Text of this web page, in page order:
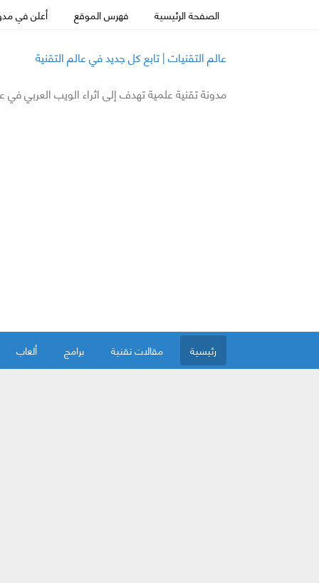
الصفحة الرئيسية فهرس الموقع أعلن في
عالم التقنيات | تابع كل جديد في عالم التقنية
مدونة تقنية علمية تهدف إلى اثراء الويب العربي
رئيسية مقالات تقنية برامج ألعاب